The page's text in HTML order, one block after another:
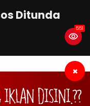
Ditunda
551
×